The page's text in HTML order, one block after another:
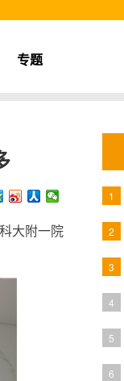
专题
大附一院
1
2
3
4
5
6